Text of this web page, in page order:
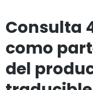
Consulta
como
del